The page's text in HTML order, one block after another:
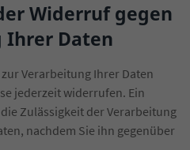
Widerruf gegen
Ihrer Daten
Verarbeitung Ihrer Daten
jederzeit widerrufen. Ein
Zulässigkeit der Verarbeitung
nachdem Sie ihn gegenüber